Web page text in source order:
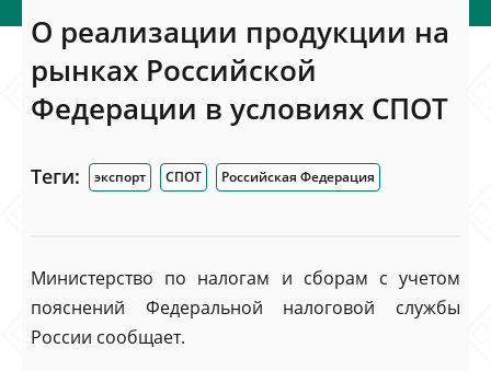
О реализации продукции на
рынках Российской
Федерации в условиях СПОТ
Теги: экспорт СПОТ Российская Федерация
Министерство по налогам и сборам с учетом
пояснений Федеральной налоговой службы
России сообщает.